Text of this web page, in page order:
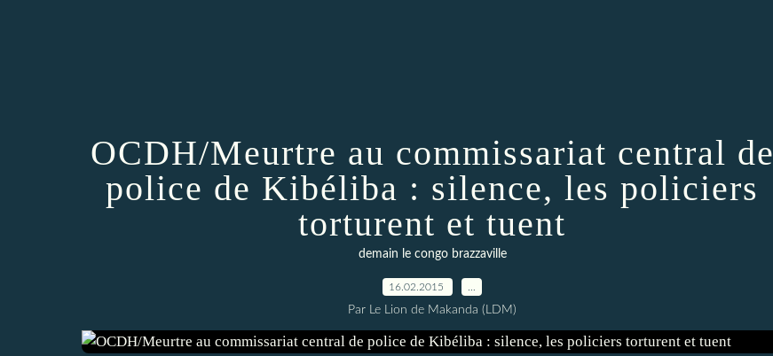
OCDH/Meurtre au commissariat central de
police de Kibéliba : silence, les policiers
torturent et tuent
demain le congo brazzaville
16.02.2015
Par Le Lion de Makanda (LDM)